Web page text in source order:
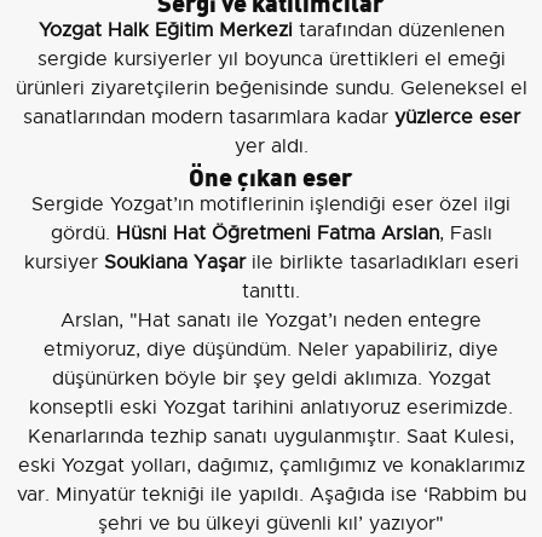
Yozgat Halk Eğitim Merkezitarafından düzenlenen
sergide kursiyerler yıl boyunca ürettikleri el emeği
ürünleri ziyaretçilerin beğenisinde sundu. Geleneksel el
sanatlarından modern tasarımlara kadar yüzlerce eser
yer aldı.
Öne çıkan eser
Sergide Yozgat’ın motiflerinin işlendiği eser özel ilgi
gördü. Hüsni Hat Öğretmeni Fatma Arslan, Faslı
kursiyer Soukiana Yaşarile birlikte tasarladıkları eseri
tanıttı.
Arslan, "Hat sanatı ile Yozgat’ı neden entegre
etmiyoruz, diye düşündüm. Neler yapabiliriz, diye
düşünürken böyle bir şey geldi aklımıza. Yozgat
konseptli eski Yozgat tarihini anlatıyoruz eserimizde.
Kenarlarında tezhip sanatı uygulanmıştır. Saat Kulesi,
eski Yozgat yolları, dağımız, çamlığımız ve konaklarımız
var. Minyatür tekniği ile yapıldı. Aşağıda ise ‘Rabbim bu
şehri ve bu ülkeyi güvenli kıl’ yazıyor"